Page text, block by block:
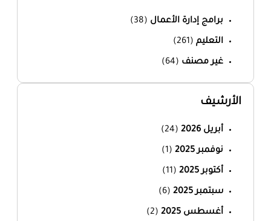
برامج إدارة الأعمال (38)
التعليم (261)
غير مصنف (64)
الأرشيف
أبريل 2026 (24)
نوفمبر 2025 (1)
أكتوبر 2025 (11)
سبتمبر 2025 (6)
أغسطس 2025 (2)